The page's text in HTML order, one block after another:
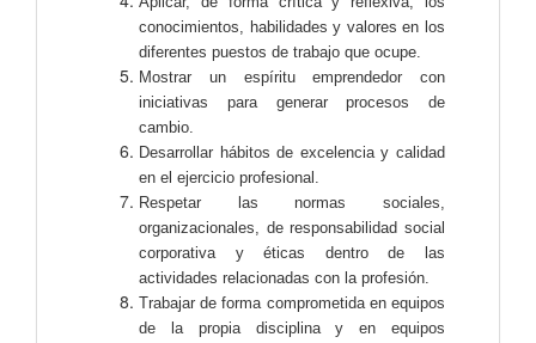
conocimientos, habilidades y valores en los
diferentes puestos de trabajo que ocupe.
Mostrar un espíritu emprendedor con
iniciativas para generar procesos de
cambio.
Desarrollar hábitos de excelencia y calidad
en el ejercicio profesional.
Respetar las normas sociales,
organizacionales, de responsabilidad social
corporativa y éticas dentro de las
actividades relacionadas con la profesión.
Trabajar de forma comprometida en equipos
de la propia disciplina y en equipos